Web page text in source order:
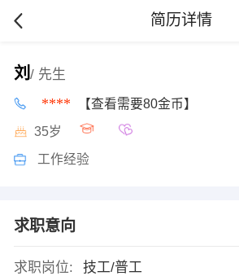
简历详情
刘 / 先生
**** 【查看需要80金币】
35岁
工作经验
求职意向
求职岗位:
技工/普工